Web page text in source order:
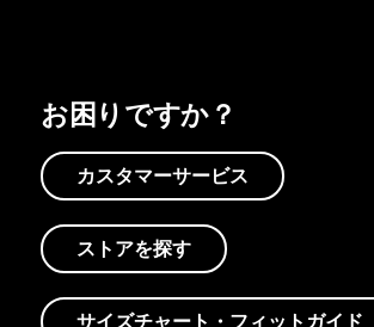
お困りですか？
カスタマーサービス
ストアを探す
サイズチャート・フィットガイド